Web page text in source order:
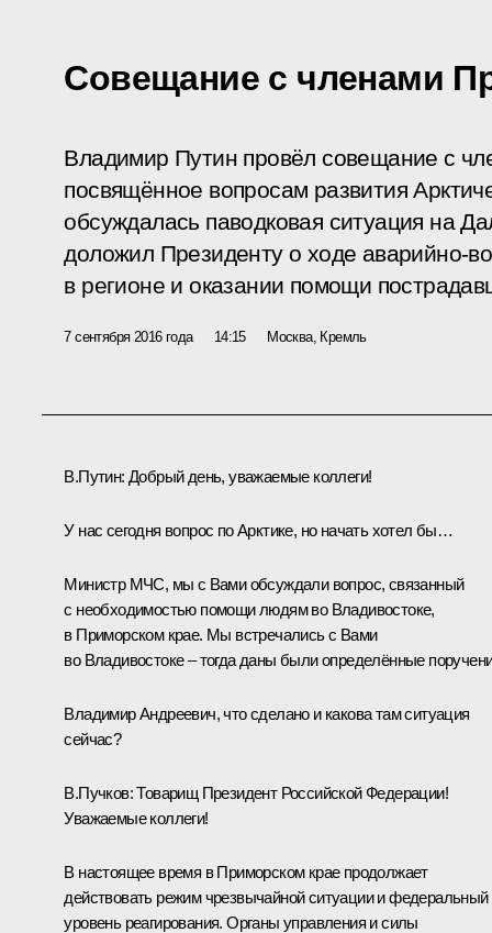
Совещание с членами
Владимир Путин провёл совещание с
посвящённое вопросам развития
обсуждалась паводковая ситуация на
доложил Президенту о ходе аварийно-
в регионе и оказании помощи
7 сентября 2016 года 14:15 Москва, Кремль
В.Путин: Добрый день, уважаемые коллеги!
У нас сегодня вопрос по Арктике, но начать хотел бы…
Министр МЧС, мы с Вами обсуждали вопрос, связанный
с необходимостью помощи людям во Владивостоке,
в Приморском крае. Мы встречались с Вами
во Владивостоке – тогда даны были определённые
Владимир Андреевич, что сделано и какова там ситуация
сейчас?
В.Пучков: Товарищ Президент Российской Федерации!
Уважаемые коллеги!
В настоящее время в Приморском крае продолжает
действовать режим чрезвычайной ситуации и федеральный
уровень реагирования. Органы управления и силы